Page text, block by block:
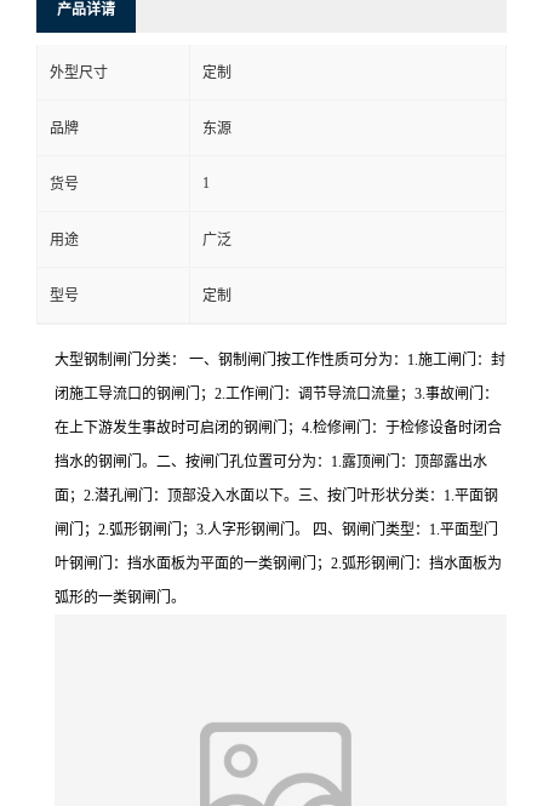
产品详请
外型尺寸 定制
品牌 东源
货号 1
用途 广泛
型号 定制
大型钢制闸门分类： 一、钢制闸门按工作性质可分为：1.施工闸门：封
闭施工导流口的钢闸门；2.工作闸门：调节导流口流量；3.事故闸门：
在上下游发生事故时可启闭的钢闸门；4.检修闸门：于检修设备时闭合
挡水的钢闸门。二、按闸门孔位置可分为：1.露顶闸门：顶部露出水
面；2.潜孔闸门：顶部没入水面以下。三、按门叶形状分类：1.平面钢
闸门；2.弧形钢闸门；3.人字形钢闸门。 四、钢闸门类型：1.平面型门
叶钢闸门：挡水面板为平面的一类钢闸门；2.弧形钢闸门：挡水面板为
弧形的一类钢闸门。